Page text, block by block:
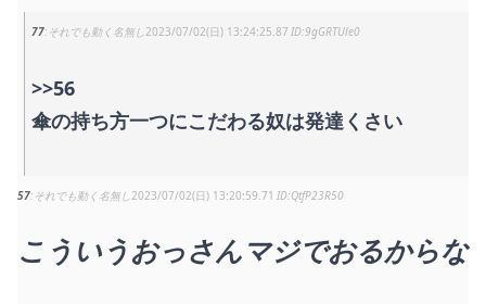
77 それでも動く名無し2023/07/02(日) 13:24:25.87 9gGRTUle0
>>56
傘の持ち方一つにこだわる奴は発達くさい
57 それでも動く名無し2023/07/02(日) 13:20:59.71 QtfP23R50
こういうおっさんマジでおるからな